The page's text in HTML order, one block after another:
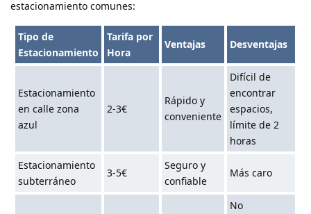
estacionamiento comunes:
Tipo de
Estacionamiento
Tarifa por
Hora
Ventajas Desventajas
Estacionamiento
en calle zona
azul
2-3€
Rápido y
conveniente
Difícil de
encontrar
espacios,
límite de 2
horas
Estacionamiento
subterráneo
3-5€
Seguro y
confiable
Más caro
No